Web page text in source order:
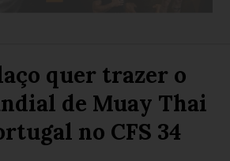
quer trazer o
de Muay Thai
no CFS 34